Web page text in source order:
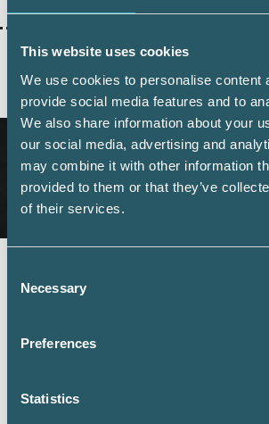
This website uses cookies
We use cookies to personalise content
provide social media features and to
We also share information about your
our social media, advertising and
may combine it with other information
provided to them or that they’ve
of their services.
Selection
Necessary
Preferences
Statistics
AKTUELLA ARTIKLAR
redovisningskonsulterna
6 juli 2026
Digital inlämning av årsredovisningar
lämnade in sin årsredovisning digitalt
antalet överstiger 100 000 under en